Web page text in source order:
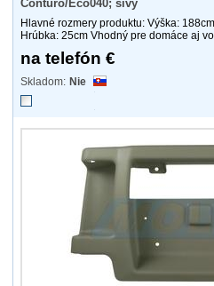
Conturo/Eco040; sivý
Hlavné rozmery produktu: Výška:
Hrúbka: 25cm Vhodný pre domáce aj
na telefón €
Nie